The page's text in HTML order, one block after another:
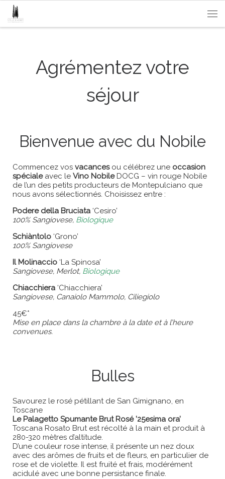
Passa al contenuto
Agrémentez votre
séjour
Bienvenue avec du Nobile
Commencez vos vacancesou célébrez une occasion
spécialeavec le Vino NobileDOCG – vin rouge Nobile
de l’un des petits producteurs de Montepulciano que
nous avons sélectionnés. Choisissez entre :
Podere della Bruciata ‘Cesiro’
100% Sangiovese, Biologique
Schiàntolo ‘Grono’
100% Sangiovese
Il Molinaccio ‘La Spinosa’
Sangiovese, Merlot, Biologique
Chiacchiera ‘Chiacchiera’
Sangiovese, Canaiolo Mammolo, Ciliegiolo
45€*
Mise en place dans la chambre à la date et à l’heure
convenues.
Bulles
Savourez le rosé pétillant de San Gimignano, en
Toscane
Le Palagetto Spumante Brut Rosé ’25esima ora’
Toscana Rosato Brut est récolté à la main et produit à
280-320 mètres d’altitude.
D’une couleur rose intense, il présente un nez doux
avec des arômes de fruits et de fleurs, en particulier de
rose et de violette. Il est fruité et frais, modérément
acidulé avec une bonne persistance finale.